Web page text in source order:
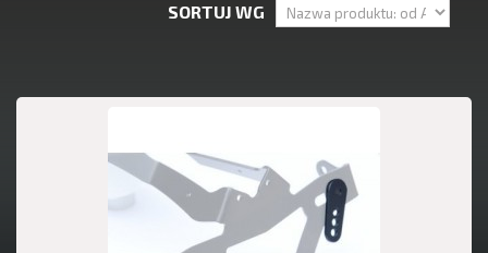
SORTUJ WG